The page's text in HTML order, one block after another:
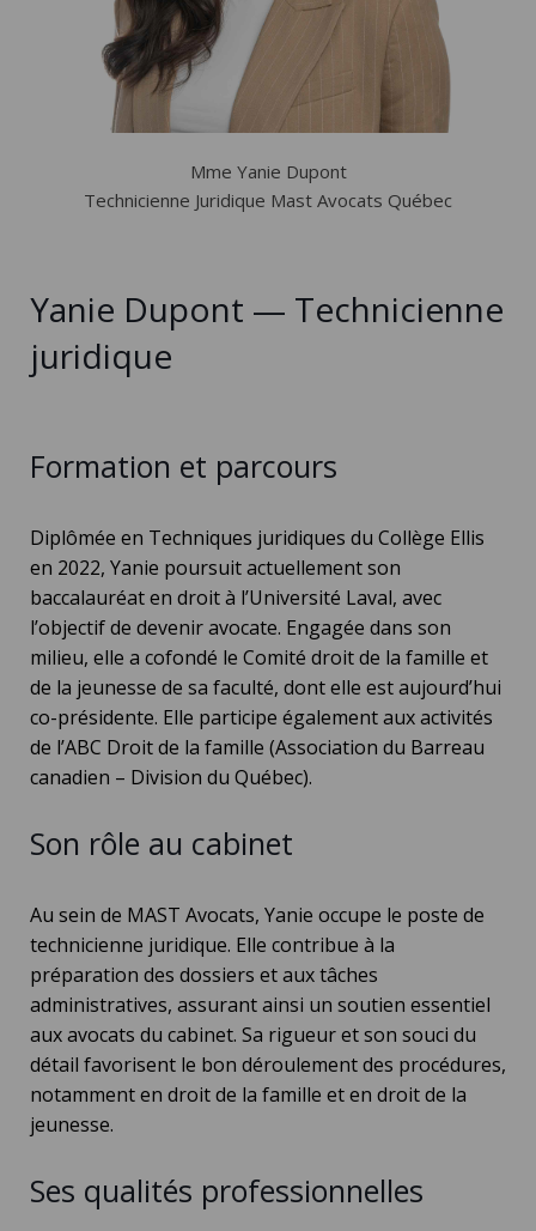
Yanie Dupont — Technicienne
juridique
Formation et parcours
Diplômée en Techniques juridiques du Collège Ellis
en 2022, Yanie poursuit actuellement son
baccalauréat en droit à l’Université Laval, avec
l’objectif de devenir avocate. Engagée dans son
milieu, elle a cofondé le Comité droit de la famille et
de la jeunesse de sa faculté, dont elle est aujourd’hui
co-présidente. Elle participe également aux activités
de l’ABC Droit de la famille (Association du Barreau
canadien – Division du Québec).
Son rôle au cabinet
Au sein de MAST Avocats, Yanie occupe le poste de
technicienne juridique. Elle contribue à la
préparation des dossiers et auxtâches
administratives, assurant ainsi un soutien essentiel
aux avocats du cabinet. Sa rigueur et son souci du
détail favorisent le bon déroulement des procédures,
notamment en droit de la famille et en droit de la
jeunesse.
Ses qualités professionnelles
Mme Yanie Dupont
Technicienne Juridique Mast Avocats Québec